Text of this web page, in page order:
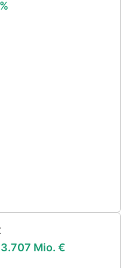
3.707 Mio. €